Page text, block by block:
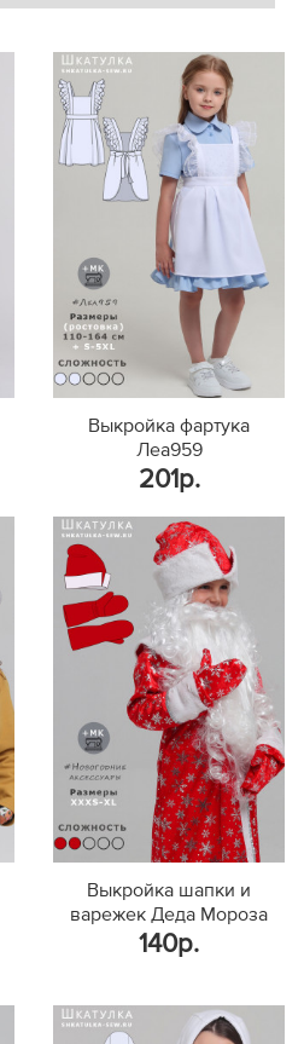
Выкройка фартука
Леа959
201р.
Выкройка шапки и
варежек Деда Мороза
140р.